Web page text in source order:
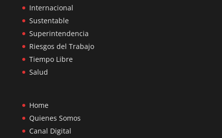
Internacional
Sustentable
Superintendencia
Riesgos del Trabajo
Tiempo Libre
Salud
Home
Quienes Somos
Canal Digital